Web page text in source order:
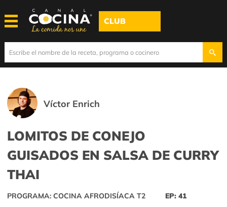
CLUB
Víctor Enrich
LOMITOS DE CONEJO
GUISADOS EN SALSA DE CURRY
THAI
PROGRAMA: COCINA AFRODISÍACA T2 EP: 41